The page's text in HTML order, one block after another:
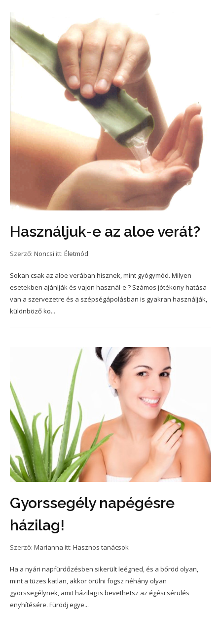
Használjuk-e az aloe verát?
Szerző: Noncsi itt: Életmód
Sokan csak az aloe verában hisznek, mint gyógymód. Milyen
esetekben ajánlják és vajon használ-e ? Számos jótékony hatása
van a szervezetre és a szépségápolásban is gyakran használják,
különböző ko...
Gyorssegély napégésre
házilag!
Szerző: Marianna itt: Hasznos tanácsok
Ha a nyári napfürdőzésben sikerült leégned, és a bőröd olyan,
mint a tüzes katlan, akkor örülni fogsz néhány olyan
gyorssegélynek, amit házilag is bevethetsz az égési sérülés
enyhítésére. Fürödj egye...